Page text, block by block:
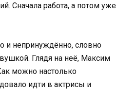
Сначала работа, а потом уже
и непринуждённо, словно
Глядя на неё, Максим
можно настолько
идти в актрисы и